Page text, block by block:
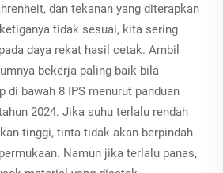
dan tekanan yang diterapkan
tidak sesuai, kita sering
daya rekat hasil cetak. Ambil
bekerja paling baik bila
di bawah 8 IPS menurut panduan
2024. Jika suhu terlalu rendah
tinggi, tinta tidak akan berpindah
Namun jika terlalu panas,